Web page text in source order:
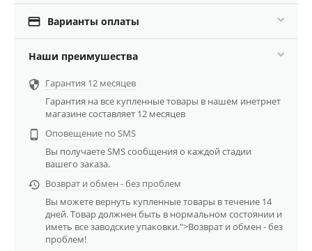
 Варианты оплаты
Наши преимушества
 Гарантия 12 месяцев
Гарантия на все купленные товары в нашем инетрнет
магазине составляет 12 месяцев

Оповещение по SMS
Вы получаете SMS сообщения о каждой стадии
вашего заказа.
 Возврат и обмен - без проблем
Вы можете вернуть купленные товары в течение 14
дней. Товар должнен быть в нормальном состоянии и
иметь все заводские упаковки.">Возврат и обмен - без
проблем!